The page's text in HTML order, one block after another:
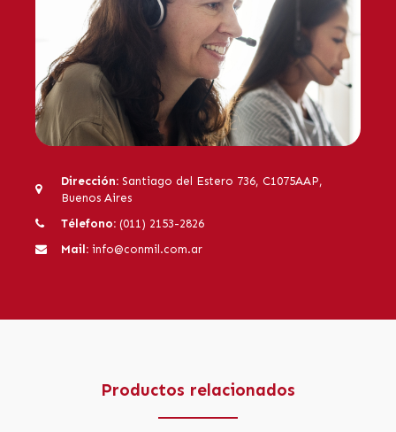
Dirección:Santiago del Estero 736, C1075AAP,
Buenos Aires
Télefono:(011) 2153-2826
Mail:info@conmil.com.ar
Productos relacionados